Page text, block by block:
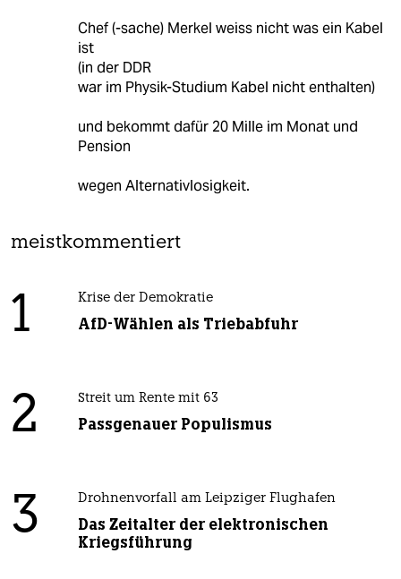
Chef (-sache) Merkel weiss nicht was ein Kabel
ist
(in der DDR
war im Physik-Studium Kabel nicht enthalten)
und bekommt dafür 20 Mille im Monat und
Pension
wegen Alternativlosigkeit.
meistkommentiert
1 Krise der Demokratie
AfD-Wählen als Triebabfuhr
2 Streit um Rente mit 63
Passgenauer Populismus
3 Drohnenvorfall am Leipziger Flughafen
Das Zeitalter der elektronischen
Kriegsführung